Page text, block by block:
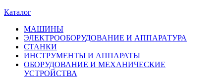
Каталог
МАШИНЫ
ЭЛЕКТРООБОРУДОВАНИЕ И АППАРАТУРА
СТАНКИ
ИНСТРУМЕНТЫ И АППАРАТЫ
ОБОРУДОВАНИЕ И МЕХАНИЧЕСКИЕ
УСТРОЙСТВА